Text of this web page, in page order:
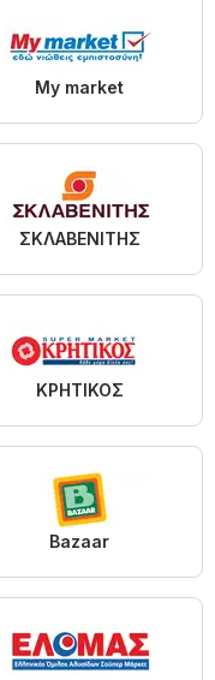
My market
ΣΚΛΑΒΕΝΙΤΗΣ
ΚΡΗΤΙΚΟΣ
Bazaar